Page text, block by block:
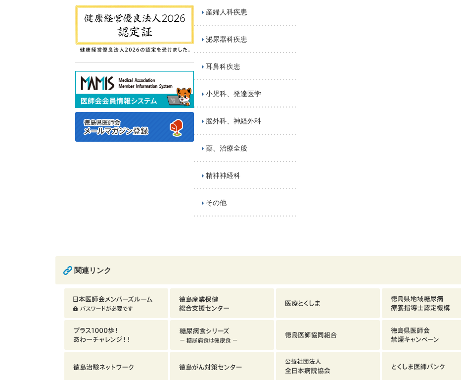
産婦人科疾患
泌尿器科疾患
耳鼻科疾患
小児科、発達医学
脳外科、神経外科
薬、治療全般
精神神経科
その他
関連リンク